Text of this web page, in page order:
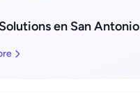
en San Antonio